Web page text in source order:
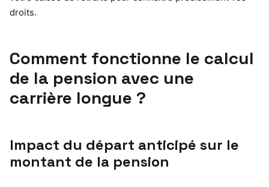
droits.
Comment fonctionne le calcul
de la pension avec une
carrière longue ?
Impact du départ anticipé sur le
montant de la pension